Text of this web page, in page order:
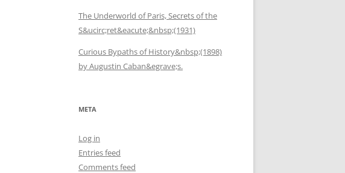
The Underworld of Paris, Secrets of the
S&ucirc;ret&eacute;&nbsp;(1931)
Curious Bypaths of History&nbsp;(1898)
by Augustin Caban&egrave;s.
META
Log in
Entries feed
Comments feed